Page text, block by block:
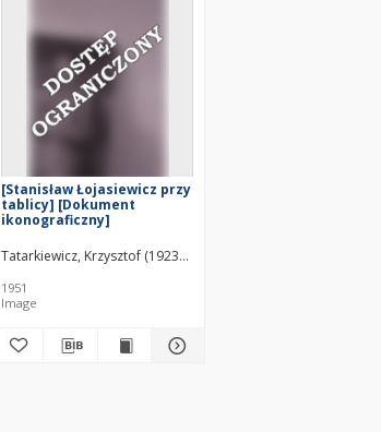
[Stanisław Łojasiewicz przy
tablicy] [Dokument
ikonograficzny]
Tatarkiewicz, Krzysztof (1923–2011)
1951
Image